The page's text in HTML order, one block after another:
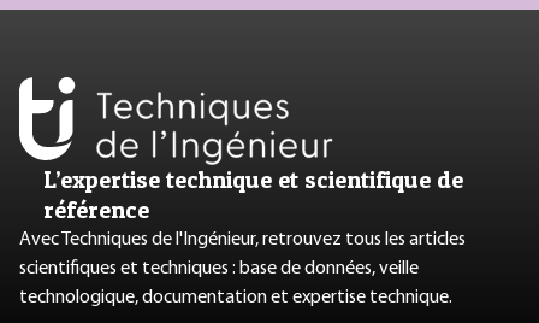
L’expertise technique et scientifique de
référence
Avec Techniques de l'Ingénieur, retrouvez tous les articles
scientifiques et techniques : base de données, veille
technologique, documentation et expertise technique.